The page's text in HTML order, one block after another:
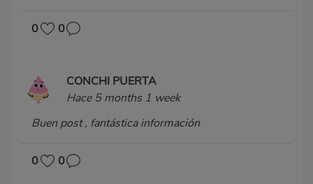
0 0
CONCHI PUERTA
Hace 5 months 1 week
Buen post , fantástica información
0 0